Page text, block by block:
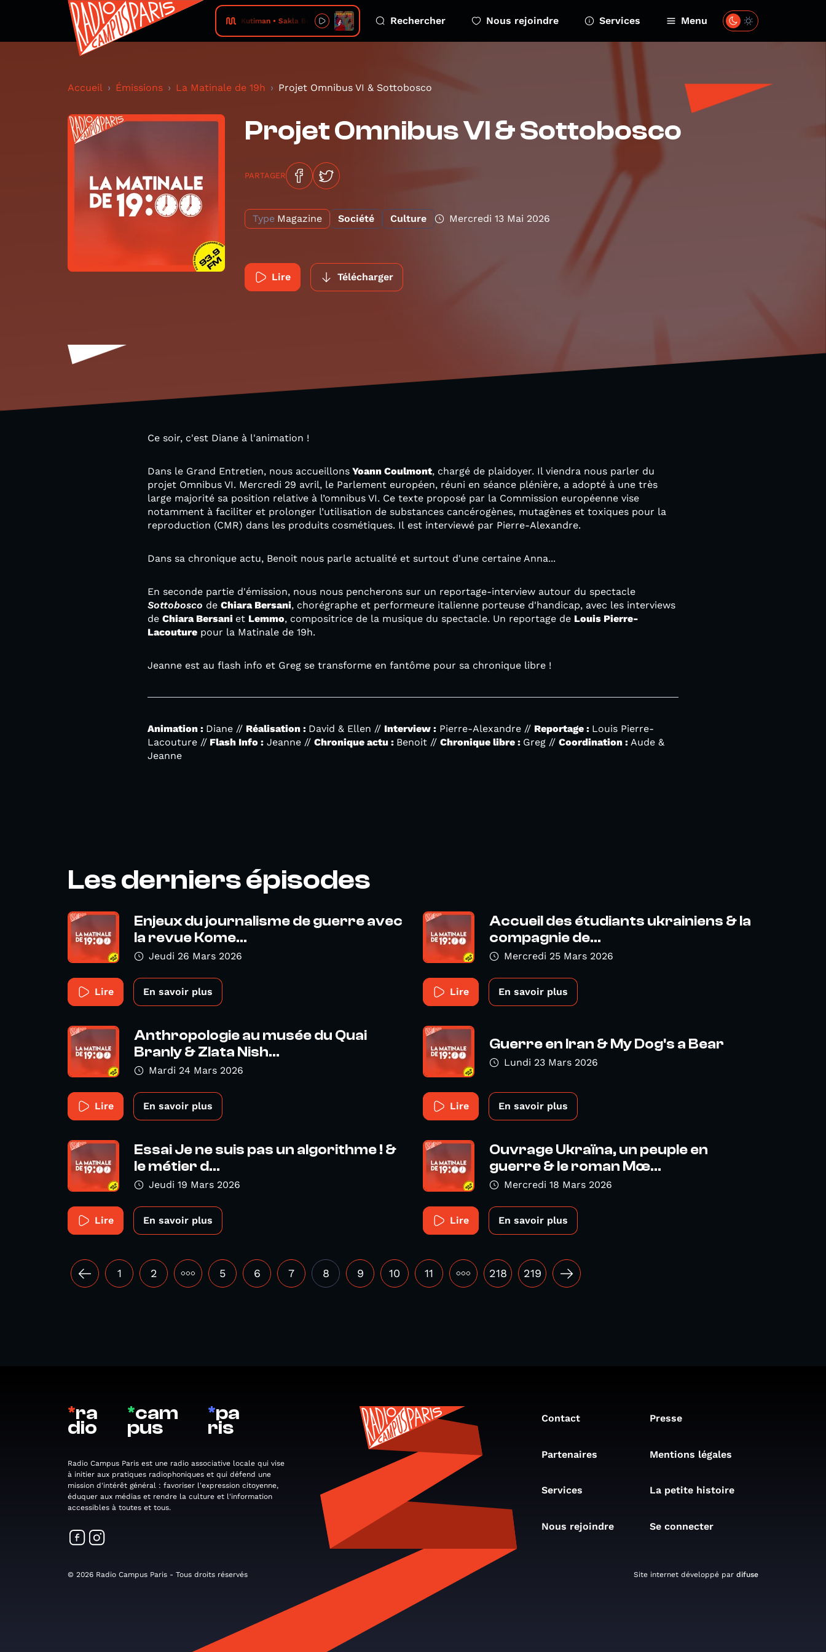
Kutiman • Sakla Beni Rechercher Nous rejoindre Services Menu
Accueil Émissions La Matinale de 19h Projet Omnibus VI & Sottobosco
Projet Omnibus VI & Sottobosco
PARTAGER
Type Magazine Société Culture Mercredi 13 Mai 2026
Lire Télécharger
Ce soir, c'est Diane à l'animation !
Dans le Grand Entretien, nous accueillons Yoann Coulmont, chargé de plaidoyer. Il viendra nous parler du
projet Omnibus VI. Mercredi 29 avril, le Parlement européen, réuni en séance plénière, a adopté à une très
large majorité sa position relative à l’omnibus VI. Ce texte proposé par la Commission européenne vise
notamment à faciliter et prolonger l’utilisation de substances cancérogènes, mutagènes et toxiques pour la
reproduction (CMR) dans les produits cosmétiques. Il est interviewé par Pierre-Alexandre.
Dans sa chronique actu, Benoit nous parle actualité et surtout d'une certaine Anna...
En seconde partie d'émission, nous nous pencherons sur un reportage-interview autour du spectacle
Sottobosco de Chiara Bersani, chorégraphe et performeure italienne porteuse d'handicap, avec les interviews
de Chiara Bersani et Lemmo, compositrice de la musique du spectacle. Un reportage de Louis Pierre-
Lacouture pour la Matinale de 19h.
Jeanne est au flash info et Greg se transforme en fantôme pour sa chronique libre !
Animation : Diane // Réalisation : David & Ellen // Interview : Pierre-Alexandre // Reportage : Louis Pierre-
Lacouture // Flash Info : Jeanne // Chronique actu : Benoit // Chronique libre : Greg // Coordination : Aude &
Jeanne
Les derniers épisodes
Enjeux du journalisme de guerre avec
la revue Kome...
Jeudi 26 Mars 2026
Lire En savoir plus
Accueil des étudiants ukrainiens & la
compagnie de...
Mercredi 25 Mars 2026
Lire En savoir plus
Anthropologie au musée du Quai
Branly & Zlata Nish...
Mardi 24 Mars 2026
Lire En savoir plus
Guerre en Iran & My Dog's a Bear
Lundi 23 Mars 2026
Lire En savoir plus
Essai Je ne suis pas un algorithme ! &
le métier d...
Jeudi 19 Mars 2026
Lire En savoir plus
Ouvrage Ukraïna, un peuple en
guerre & le roman Mœ...
Mercredi 18 Mars 2026
Lire En savoir plus
1 2 ••• 5 6 7 8 9 10 11 ••• 218 219
*ra
dio
*cam
pus
*pa
ris
Radio Campus Paris est une radio associative locale qui vise
à initier aux pratiques radiophoniques et qui défend une
mission d'intérêt général : favoriser l'expression citoyenne,
éduquer aux médias et rendre la culture et l'information
accessibles à toutes et tous.
Contact Presse
Partenaires Mentions légales
Services La petite histoire
Nous rejoindre Se connecter
© 2026 Radio Campus Paris - Tous droits réservés Site internet développé par difuse